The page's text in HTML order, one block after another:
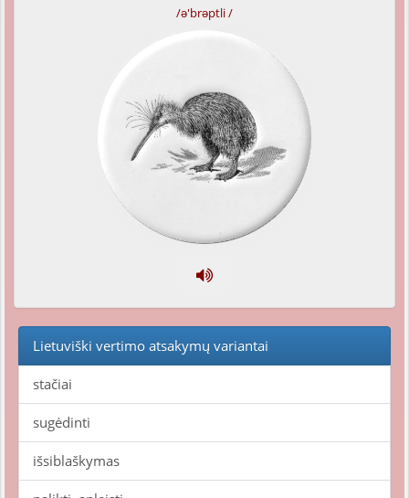
/ə'brəptli /
Lietuviški vertimo atsakymų variantai
stačiai
sugėdinti
išsiblaškymas